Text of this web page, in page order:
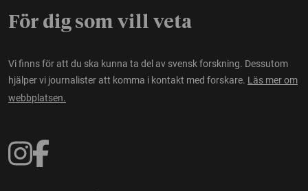
För dig som vill veta
Vi finns för att du ska kunna ta del av svensk forskning. Dessutom
hjälper vi journalister att komma i kontakt med forskare. Läs mer om
webbplatsen.